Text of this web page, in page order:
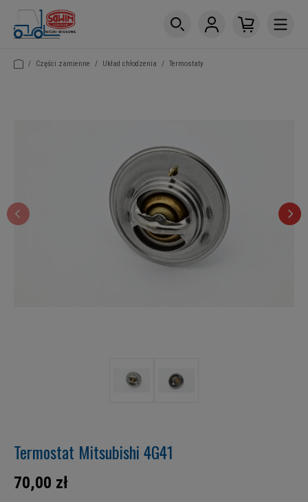
/ Części zamienne / Układ chłodzenia / Termostaty
Termostat Mitsubishi 4G41
70,00 zł